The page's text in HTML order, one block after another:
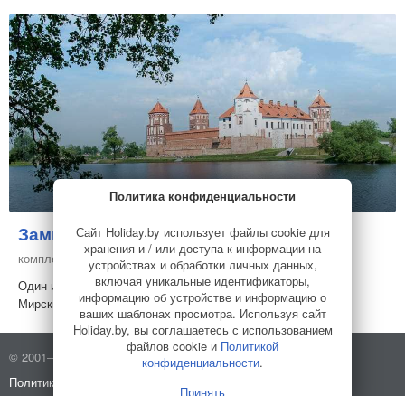
Замковый комплекс «Мир»
Загородный
комплекс
Один из самых важных туристических объектов Беларуси –
Мирский замок приглашает незабываемо прове...
© 2001–2026 Holiday.by
Правила использования сайта
Политика конфиденциальности
Политика конфиденциальности
Сайт Holiday.by использует файлы cookie для
хранения и / или доступа к информации на
устройствах и обработки личных данных,
включая уникальные идентификаторы,
информацию об устройстве и информацию о
ваших шаблонах просмотра. Используя сайт
Holiday.by, вы соглашаетесь с использованием
файлов cookie и Политикой
конфиденциальности.
Принять